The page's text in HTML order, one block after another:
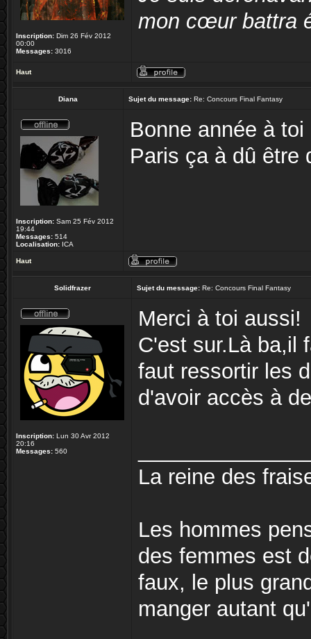
Inscription: Dim 26 Fév 2012
00:00
Messages: 3016
mon cœur battra
Haut
Diana Sujet du message: Re: Concours Final Fantasy
Inscription: Sam 25 Fév 2012
19:44
Messages: 514
Localisation: ICA
Bonne année à
Paris ça à dû être
Haut
Solidfrazer Sujet du message: Re: Concours Final Fantasy
Inscription: Lun 30 Avr 2012
20:16
Messages: 560
Merci à toi aussi!
C'est sur.Là ba,il
faut ressortir les
d'avoir accès à
La reine des
Les hommes
des femmes est
faux, le plus
manger autant